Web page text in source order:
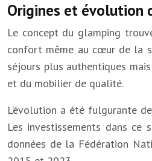
Origines et évolution
Le concept du glamping
confort même au cœur de la
séjours plus authentiques
et du mobilier de qualité.
L’évolution a été fulgurante
Les investissements dans
données de la Fédération